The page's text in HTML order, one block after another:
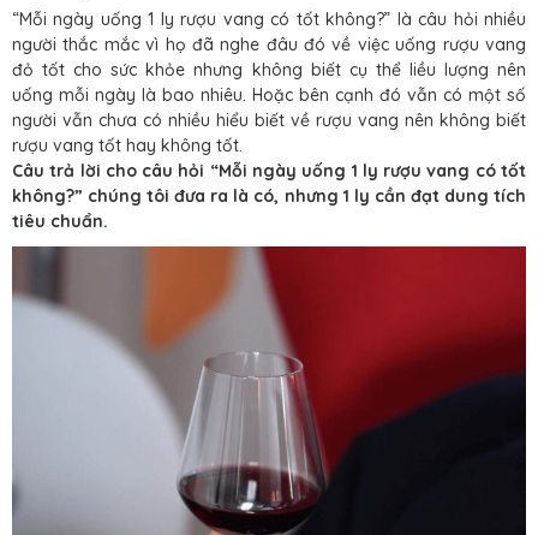
“Mỗi ngày uống 1 ly rượu vang có tốt không?” là câu hỏi nhiều
người thắc mắc vì họ đã nghe đâu đó về việc uống rượu vang
đỏ tốt cho sức khỏe nhưng không biết cụ thể liều lượng nên
uống mỗi ngày là bao nhiêu. Hoặc bên cạnh đó vẫn có một số
người vẫn chưa có nhiều hiểu biết về rượu vang nên không biết
rượu vang tốt hay không tốt.
Câu trả lời cho câu hỏi “Mỗi ngày uống 1 ly rượu vang có tốt
không?” chúng tôi đưa ra là có, nhưng 1 ly cần đạt dung tích
tiêu chuẩn.